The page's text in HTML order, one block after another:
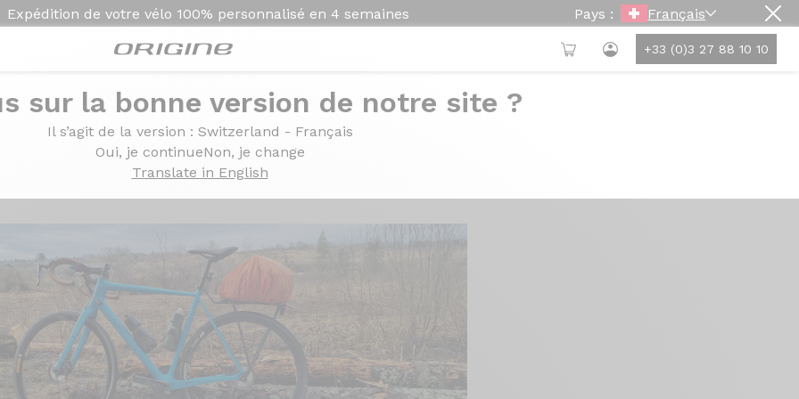
Expédition de votre vélo 100% personnalisé en 4 semaines Pays : Français
+33 (0)3 27 88 10 10
sur la bonne version de notre site ?
Il s’agit de la version : Switzerland - Français
Oui, je continueNon, je change
Translate in English